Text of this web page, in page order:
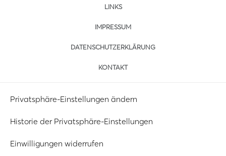
LINKS
IMPRESSUM
DATENSCHUTZERKLÄRUNG
KONTAKT
Privatsphäre-Einstellungen ändern
Historie der Privatsphäre-Einstellungen
Einwilligungen widerrufen